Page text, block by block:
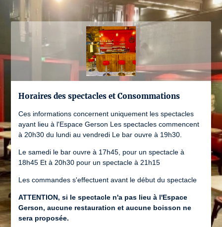
Horaires des spectacles et Consommations
Ces informations concernent uniquement les spectacles
ayant lieu à l'Espace Gerson Les spectacles commencent
à 20h30 du lundi au vendredi Le bar ouvre à 19h30.
Le samedi le bar ouvre à 17h45, pour un spectacle à
18h45 Et à 20h30 pour un spectacle à 21h15
Les commandes s'effectuent avant le début du spectacle
ATTENTION, si le spectacle n'a pas lieu à l'Espace
Gerson, aucune restauration et aucune boisson ne
sera proposée.